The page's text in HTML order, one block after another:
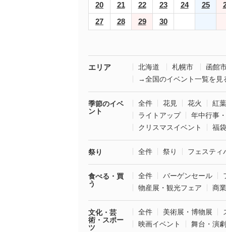
20
21 22 23 24 25
27
28 29 30
エリア 北海道 札幌市
函館
→全国のイベント一覧を見
季節のイベ
ント
全件 花見 花火
紅葉
ライトアップ
年中行事
クリスマスイベント
福
祭り 全件 祭り フェスティ
食べる・買
う
全件 バーゲンセール
物産展・観光フェア
商
文化・芸
術・スポー
ツ
全件 美術展・博物展
映画イベント
舞台・演劇